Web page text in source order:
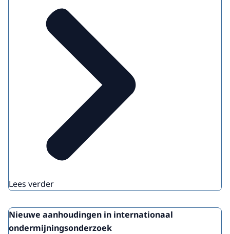
Lees verder
Nieuwe aanhoudingen in internationaal
ondermijningsonderzoek